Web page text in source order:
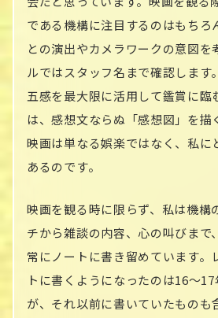
である機構に注目するのはもちろ
との演出やカメラワークの意図を
ルではスタッフ名まで確認します
五感を最大限に活用して鑑賞に臨
は、感想文ならぬ「感想図」を描
映画は単なる娯楽ではなく、私に
あるのです。
映画を観る時に限らず、私は機構
チから雑談の内容、心の叫びまで
常にノートに書き留めています。
トに書くようになったのは16～
が、それ以前に書いていたものも